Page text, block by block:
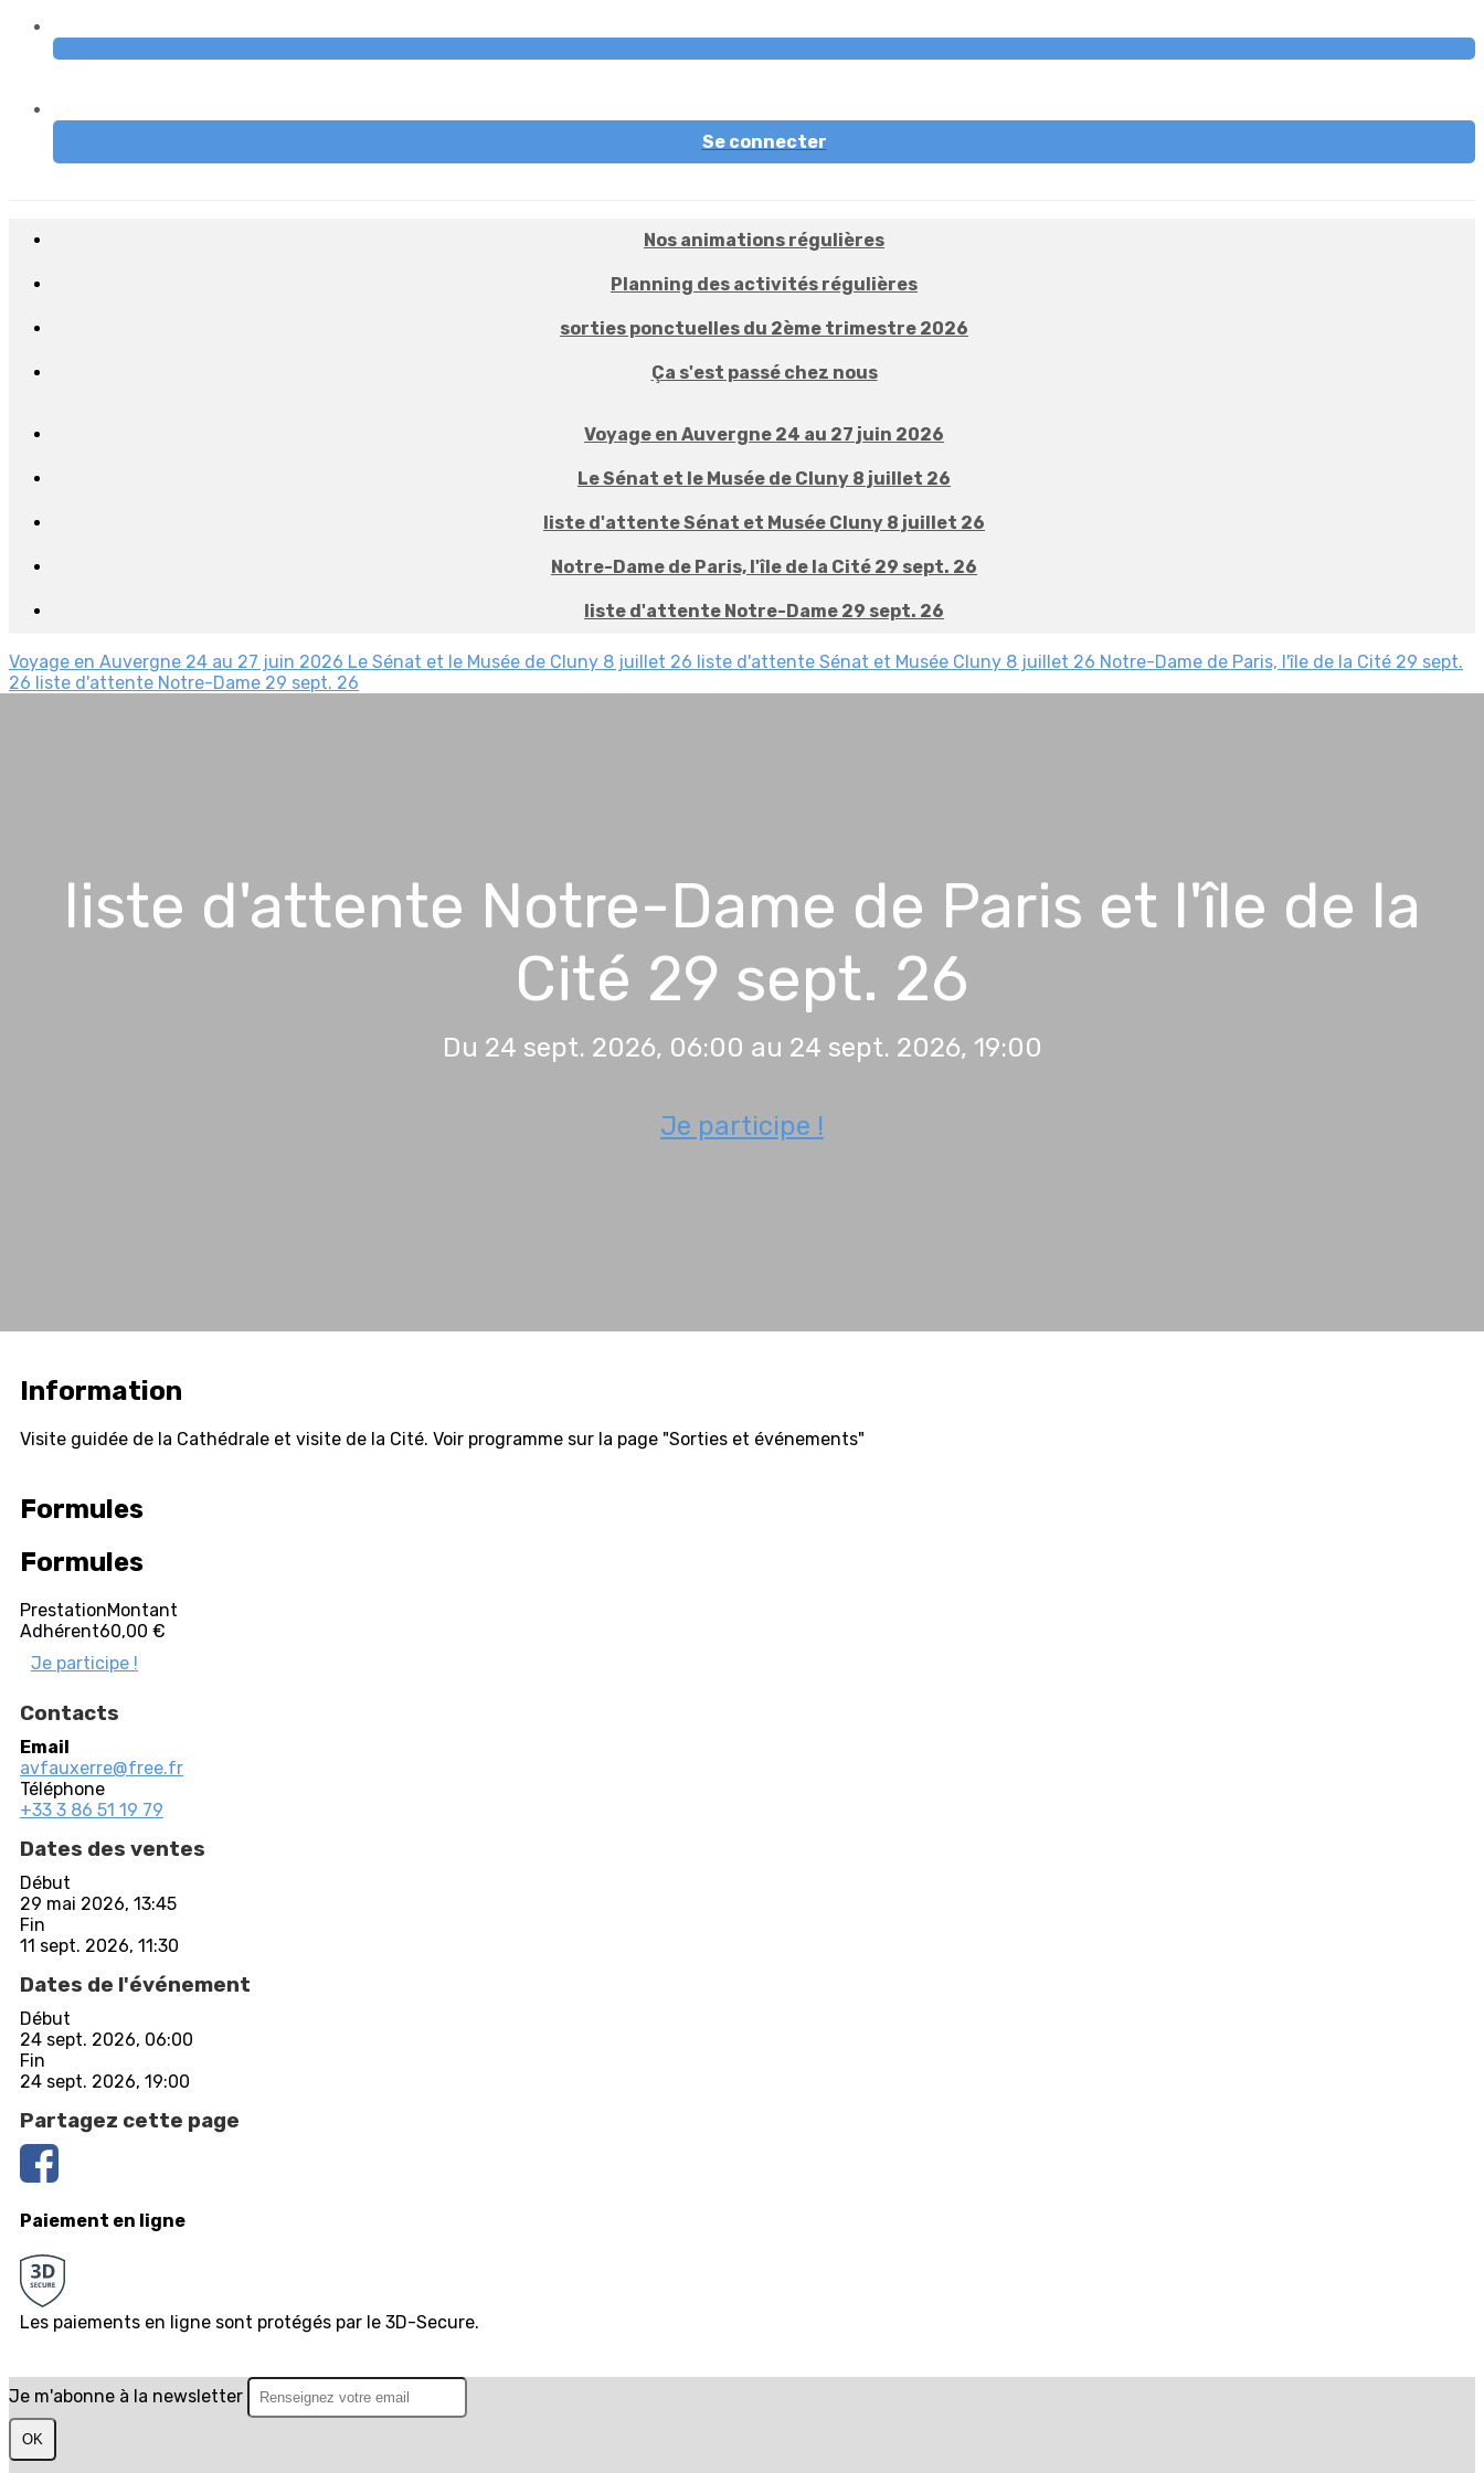
Se connecter
Nos animations régulières
Planning des activités régulières
sorties ponctuelles du 2ème trimestre 2026
Ça s'est passé chez nous
Voyage en Auvergne 24 au 27 juin 2026
Le Sénat et le Musée de Cluny 8 juillet 26
liste d'attente Sénat et Musée Cluny 8 juillet 26
Notre-Dame de Paris, l'île de la Cité 29 sept. 26
liste d'attente Notre-Dame 29 sept. 26
Voyage en Auvergne 24 au 27 juin 2026 Le Sénat et le Musée de Cluny 8 juillet 26 liste d'attente Sénat et Musée Cluny 8 juillet 26 Notre-Dame de Paris, l'île de la Cité 29 sept.
26 liste d'attente Notre-Dame 29 sept. 26
liste d'attente Notre-Dame de Paris et l'île de la
Cité 29 sept. 26
Du 24 sept. 2026, 06:00 au 24 sept. 2026, 19:00
Je participe !
Information
Visite guidée de la Cathédrale et visite de la Cité. Voir programme sur la page "Sorties et événements"
Formules
Formules
PrestationMontant
Adhérent60,00 €
Je participe !
Contacts
Email
avfauxerre@free.fr
Téléphone
+33 3 86 51 19 79
Dates des ventes
Début
29 mai 2026, 13:45
Fin
11 sept. 2026, 11:30
Dates de l'événement
Début
24 sept. 2026, 06:00
Fin
24 sept. 2026, 19:00
Partagez cette page
Paiement en ligne
Les paiements en ligne sont protégés par le 3D-Secure.
Je m'abonne à la newsletter
OK